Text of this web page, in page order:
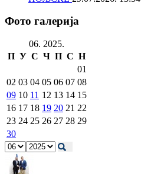
Фото галерија
06. 2025.
П У С Ч П С Н
01
02 03 04 05 06 07 08
09 10 11 12 13 14 15
16 17 18 19 20 21 22
23 24 25 26 27 28 29
30